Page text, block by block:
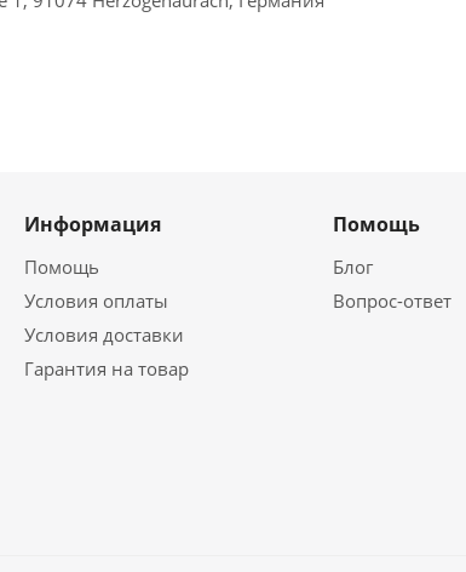
Информация
Помощь
Условия оплаты
Условия доставки
Гарантия на товар
Помощь
Блог
Вопрос-ответ